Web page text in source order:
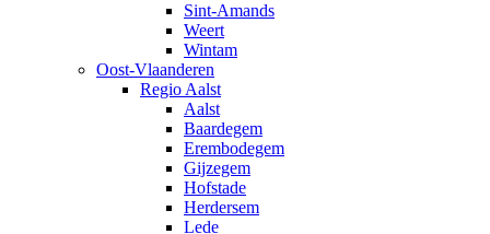
Sint-Amands
Weert
Wintam
Oost-Vlaanderen
Regio Aalst
Aalst
Baardegem
Erembodegem
Gijzegem
Hofstade
Herdersem
Lede